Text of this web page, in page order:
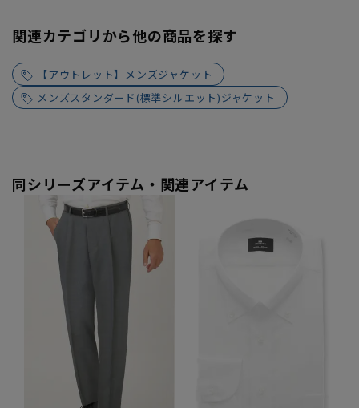
関連カテゴリから他の商品を探す
【アウトレット】メンズジャケット
メンズスタンダード(標準シルエット)ジャケット
同シリーズアイテム・関連アイテム